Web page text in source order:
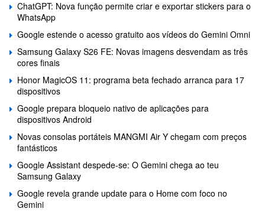
ChatGPT: Nova função permite criar e exportar stickers para o
WhatsApp
Google estende o acesso gratuito aos vídeos do Gemini Omni
Samsung Galaxy S26 FE: Novas imagens desvendam as três
cores finais
Honor MagicOS 11: programa beta fechado arranca para 17
dispositivos
Google prepara bloqueio nativo de aplicações para
dispositivos Android
Novas consolas portáteis MANGMI Air Y chegam com preços
fantásticos
Google Assistant despede-se: O Gemini chega ao teu
Samsung Galaxy
Google revela grande update para o Home com foco no
Gemini